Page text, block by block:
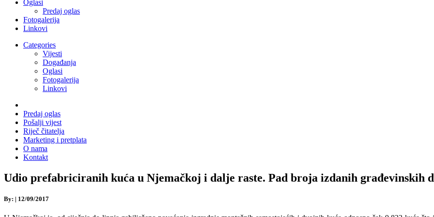
Oglasi
Predaj oglas
Fotogalerija
Linkovi
Categories
Vijesti
Događanja
Oglasi
Fotogalerija
Linkovi
Predaj oglas
Pošalji vijest
Riječ čitatelja
Marketing i pretplata
O nama
Kontakt
Udio prefabriciranih kuća u Njemačkoj i dalje raste. Pad broja izdanih građevinskih
By: | 12/09/2017